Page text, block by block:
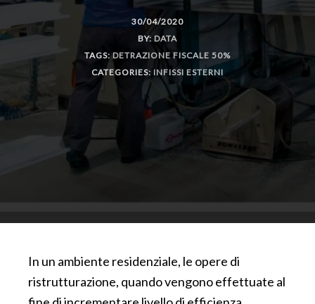
30/04/2020
BY: DATA
TAGS:DETRAZIONE FISCALE 50%
CATEGORIES: INFISSI ESTERNI
In un ambiente residenziale, le opere di
ristrutturazione, quando vengono effettuate al